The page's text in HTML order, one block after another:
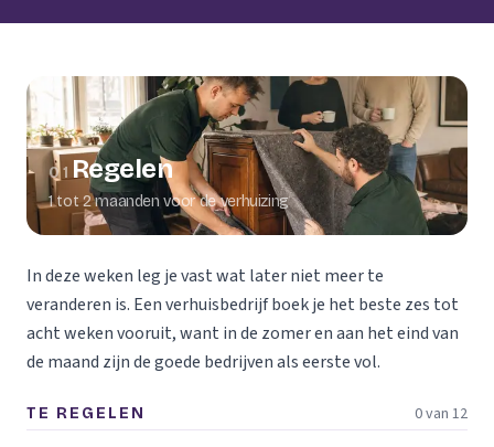
01 Regelen
1 tot 2 maanden voor de verhuizing
In deze weken leg je vast wat later niet meer te
veranderen is. Een verhuisbedrijf boek je het beste zes tot
acht weken vooruit, want in de zomer en aan het eind van
de maand zijn de goede bedrijven als eerste vol.
TE REGELEN 0 van 12